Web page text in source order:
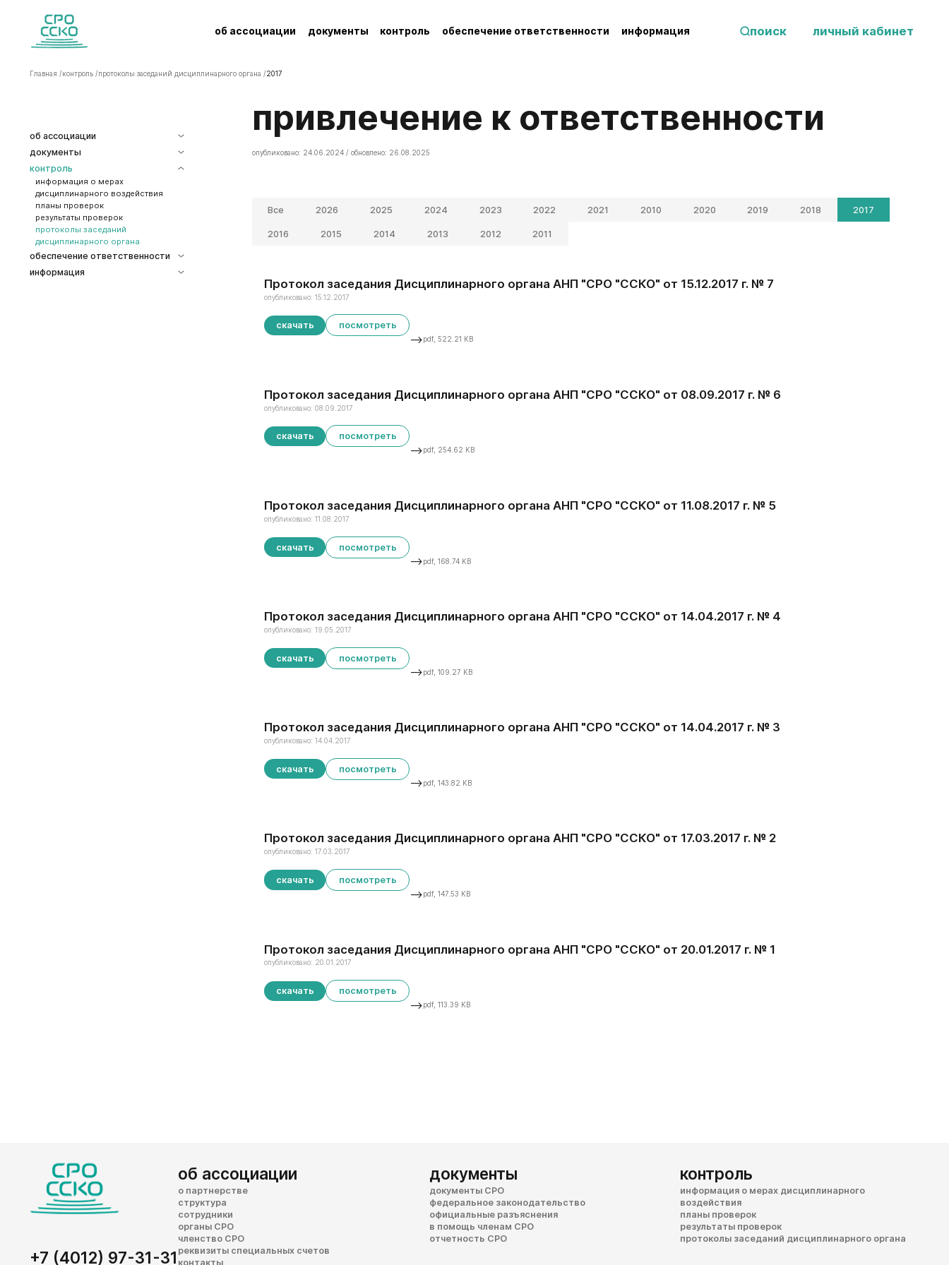
об ассоциации документы контроль обеспечение ответственности информация поиск личный кабинет
Главная /контроль /протоколы заседаний дисциплинарного органа /2017
об ассоциации
документы
контроль
информация о мерах
дисциплинарного воздействия
планы проверок
результаты проверок
протоколы заседаний
дисциплинарного органа
обеспечение ответственности
информация
Привлечение к ответственности
опубликовано: 24.06.2024 / обновлено: 26.08.2025
Все 2026 2025 2024 2023 2022 2021 2010 2020 2019 2018 2017
2016 2015 2014 2013 2012 2011
Протокол заседания Дисциплинарного органа АНП "СРО "ССКО" от 15.12.2017 г. № 7
опубликовано: 15.12.2017
скачать посмотреть
-->pdf, 522.21 KB
Протокол заседания Дисциплинарного органа АНП "СРО "ССКО" от 08.09.2017 г. № 6
опубликовано: 08.09.2017
скачать посмотреть
-->pdf, 254.62 KB
Протокол заседания Дисциплинарного органа АНП "СРО "ССКО" от 11.08.2017 г. № 5
опубликовано: 11.08.2017
скачать посмотреть
-->pdf, 168.74 KB
Протокол заседания Дисциплинарного органа АНП "СРО "ССКО" от 14.04.2017 г. № 4
опубликовано: 19.05.2017
скачать посмотреть
-->pdf, 109.27 KB
Протокол заседания Дисциплинарного органа АНП "СРО "ССКО" от 14.04.2017 г. № 3
опубликовано: 14.04.2017
скачать посмотреть
-->pdf, 143.82 KB
Протокол заседания Дисциплинарного органа АНП "СРО "ССКО" от 17.03.2017 г. № 2
опубликовано: 17.03.2017
скачать посмотреть
-->pdf, 147.53 KB
Протокол заседания Дисциплинарного органа АНП "СРО "ССКО" от 20.01.2017 г. № 1
опубликовано: 20.01.2017
скачать посмотреть
-->pdf, 113.39 KB
+7 (4012) 97-31-31
об ассоциации
о партнерстве
структура
сотрудники
органы СРО
членство СРО
реквизиты специальных счетов
контакты
документы
документы СРО
федеральное законодательство
официальные разъяснения
в помощь членам СРО
отчетность СРО
контроль
информация о мерах дисциплинарного
воздействия
планы проверок
результаты проверок
протоколы заседаний дисциплинарного органа